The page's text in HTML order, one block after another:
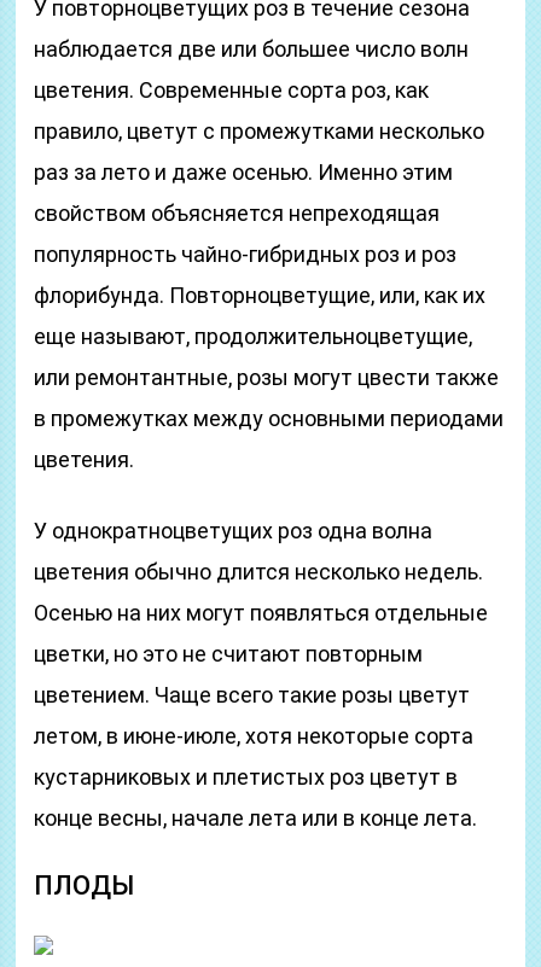
У повторноцветущих роз в течение сезона
наблюдается две или большее число волн
цветения. Современные сорта роз, как
правило, цветут с промежутками несколько
раз за лето и даже осенью. Именно этим
свойством объясняется непреходящая
популярность чайно-гибридных роз и роз
флорибунда. Повторноцветущие, или, как их
еще называют, продолжительноцветущие,
или ремонтантные, розы могут цвести также
в промежутках между основными периодами
цветения.
У однократноцветущих роз одна волна
цветения обычно длится несколько недель.
Осенью на них могут появляться отдельные
цветки, но это не считают повторным
цветением. Чаще всего такие розы цветут
летом, в июне-июле, хотя некоторые сорта
кустарниковых и плетистых роз цветут в
конце весны, начале лета или в конце лета.
ПЛОДЫ